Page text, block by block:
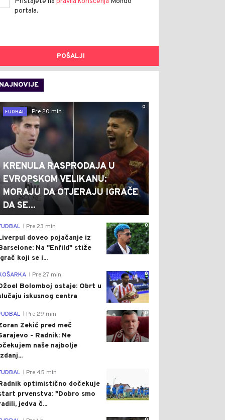
portala.
POŠALJI
NAJNOVIJE
0
FUDBAL
Pre 20 min
KRENULA RASPRODAJA U
EVROPSKOM VELIKANU:
MORAJU DA OTJERAJU IGRAČE
DA SE...
0
Pre 23 min
doveo pojačanje iz
Na "Enfild" stiže
koji se i...
0
Pre 27 min
Bolomboj ostaje: Obrt u
iskusnog centra
0
Pre 29 min
Zekić pred meč
- Radnik: Ne
naše najbolje
Pre 45 min
optimistično dočekuje
prvenstva: "Dobro smo
jedva č...